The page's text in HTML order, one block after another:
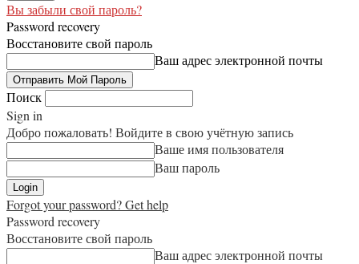
Вы забыли свой пароль?
Password recovery
Восстановите свой пароль
Ваш адрес электронной почты
Поиск
Sign in
Добро пожаловать! Войдите в свою учётную запись
Ваше имя пользователя
Ваш пароль
Forgot your password? Get help
Password recovery
Восстановите свой пароль
Ваш адрес электронной почты